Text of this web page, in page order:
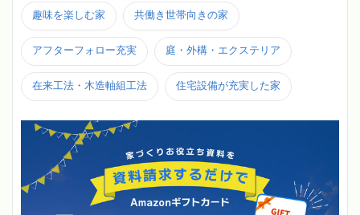
趣味を楽しむ家 共働き世帯向きの家
アフターフォロー充実 庭・外構・エクステリア
在来工法・木造軸組工法 住宅設備が充実した家